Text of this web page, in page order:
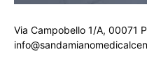
Via Campobello 1/A, 00071